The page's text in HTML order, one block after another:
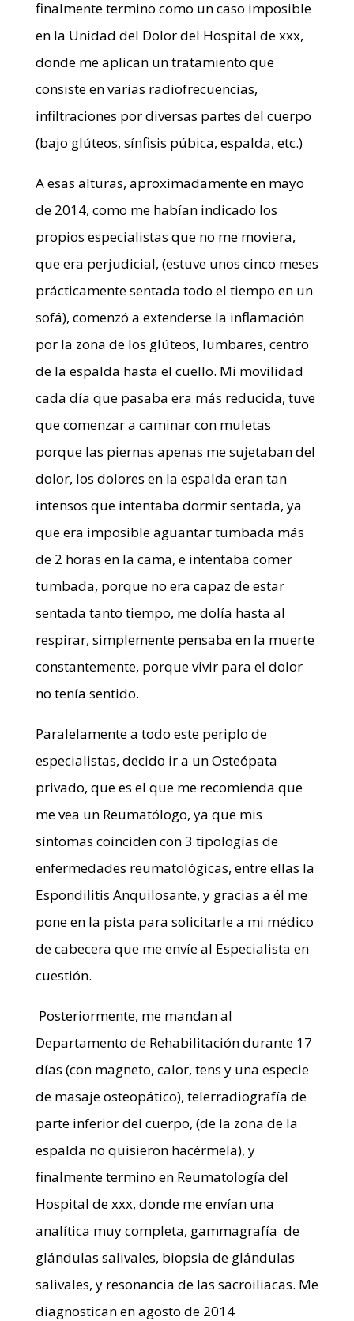
finalmente termino como un caso imposible
en la Unidad del Dolor del Hospital de xxx,
donde me aplican un tratamiento que
consiste en varias radiofrecuencias,
infiltraciones por diversas partes del cuerpo
(bajo glúteos, sínfisis púbica, espalda, etc.)
A esas alturas, aproximadamente en mayo
de 2014, como me habían indicado los
propios especialistas que no me moviera,
que era perjudicial, (estuve unos cinco meses
prácticamente sentada todo el tiempo en un
sofá), comenzó a extenderse la inflamación
por la zona de los glúteos, lumbares, centro
de la espalda hasta el cuello. Mi movilidad
cada día que pasaba era más reducida, tuve
que comenzar a caminar con muletas
porque las piernas apenas me sujetaban del
dolor, los dolores en la espalda eran tan
intensos que intentaba dormir sentada, ya
que era imposible aguantar tumbada más
de 2 horas en la cama, e intentaba comer
tumbada, porque no era capaz de estar
sentada tanto tiempo, me dolía hasta al
respirar, simplemente pensaba en la muerte
constantemente, porque vivir para el dolor
no tenía sentido.
Paralelamente a todo este periplo de
especialistas, decido ir a un Osteópata
privado, que es el que me recomienda que
me vea un Reumatólogo, ya que mis
síntomas coinciden con 3 tipologías de
enfermedades reumatológicas, entre ellas la
Espondilitis Anquilosante, y gracias a él me
pone en la pista para solicitarle a mi médico
de cabecera que me envíe al Especialista en
cuestión.
Posteriormente, me mandan al
Departamento de Rehabilitación durante 17
días (con magneto, calor, tens y una especie
de masaje osteopático), telerradiografía de
parte inferior del cuerpo, (de la zona de la
espalda no quisieron hacérmela), y
finalmente termino en Reumatología del
Hospital de xxx, donde me envían una
analítica muy completa, gammagrafía de
glándulas salivales, biopsia de glándulas
salivales, y resonancia de las sacroiliacas. Me
diagnostican en agosto de 2014